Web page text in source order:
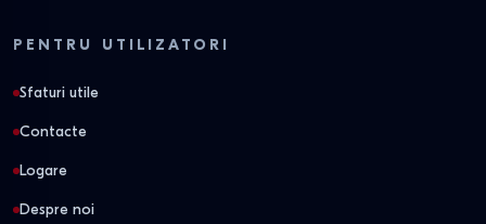
PENTRU UTILIZATORI
Sfaturi utile
Contacte
Logare
Despre noi